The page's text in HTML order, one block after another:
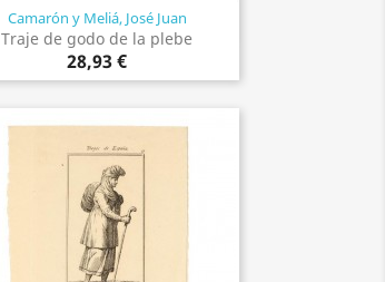
Camarón y Meliá, José Juan
Traje de godo de la plebe
28,93 €
Vista rápida